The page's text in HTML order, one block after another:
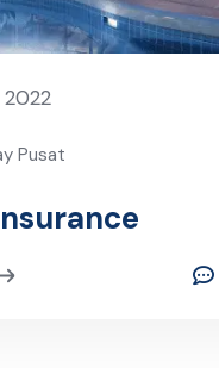
2022
Pusat